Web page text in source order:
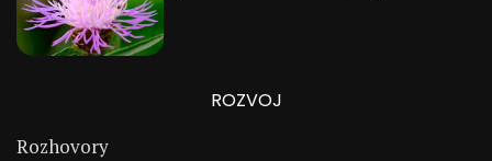
ROZVOJ
Rozhovory